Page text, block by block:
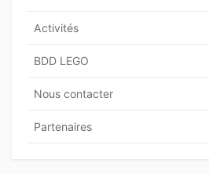
Activités
BDD LEGO
Nous contacter
Partenaires